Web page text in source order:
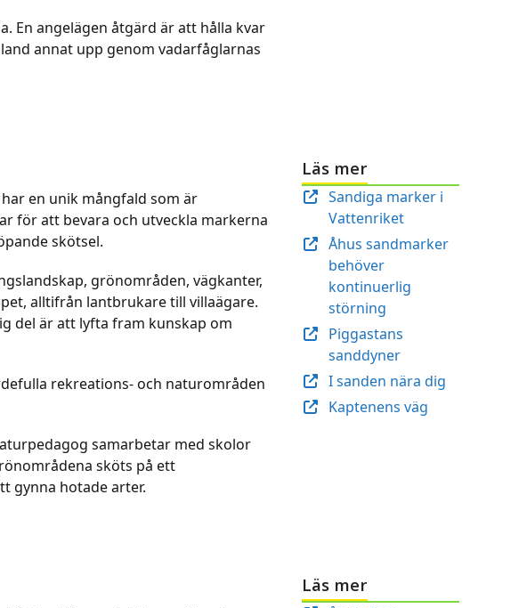
En angelägen åtgärd är att hålla kvar
annat upp genom vadarfåglarnas
en unik mångfald som är
för att bevara och utveckla markerna
skötsel.
grönområden, vägkanter,
alltifrån lantbrukare till villaägare.
del är att lyfta fram kunskap om
rekreations- och naturområden
samarbetar med skolor
sköts på ett
gynna hotade arter.
Läs mer
Sandiga marker i
Vattenriket
Åhus sandmarker
behöver
kontinuerlig
störning
Piggastans
sanddyner
I sanden nära dig
Kaptenens väg
Läs mer